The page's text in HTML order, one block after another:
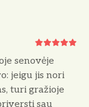
senovėje
jeigu jis nori
turi gražioje
sau